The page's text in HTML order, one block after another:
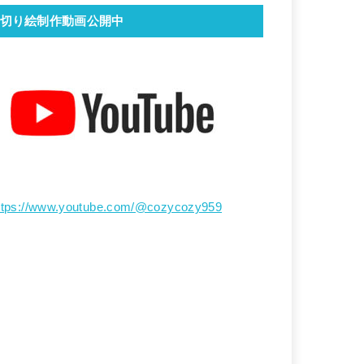
切り絵制作動画公開中
www.youtube.com/@cozycozy959